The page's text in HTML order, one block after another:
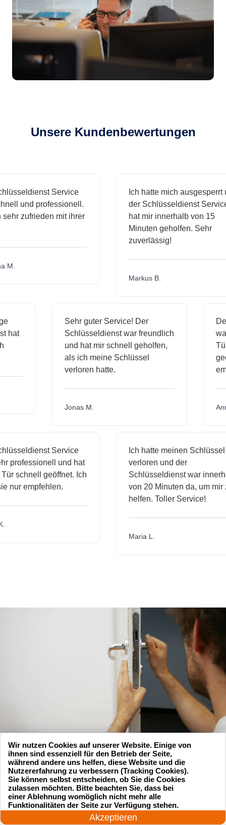
Unsere Kundenbewertungen
Service
und professionell.
zufrieden mit ihrer
Ich hatte mich ausgesperrt und
der Schlüsseldienst Service
hat mir innerhalb von 15
Minuten geholfen. Sehr
zuverlässig!
Markus B.
hat
Sehr guter Service! Der
Schlüsseldienst war freundlich
und hat mir schnell geholfen,
als ich meine Schlüssel
verloren hatte.
Jonas M.
Service
und hat
geöffnet. Ich
empfehlen.
Ich hatte meinen Schlüssel
verloren und der
Schlüsseldienst war innerhalb
von 20 Minuten da, um mir zu
helfen. Toller Service!
Maria L.
Suchen Sie einen Schlüsseldienst
24 Stunden am Tag
Akzeptieren
Wir nutzen Cookies auf unserer Website. Einige von
ihnen sind essenziell für den Betrieb der Seite,
während andere uns helfen, diese Website und die
Nutzererfahrung zu verbessern (Tracking Cookies).
Sie können selbst entscheiden, ob Sie die Cookies
zulassen möchten. Bitte beachten Sie, dass bei
einer Ablehnung womöglich nicht mehr alle
Funktionalitäten der Seite zur Verfügung stehen.